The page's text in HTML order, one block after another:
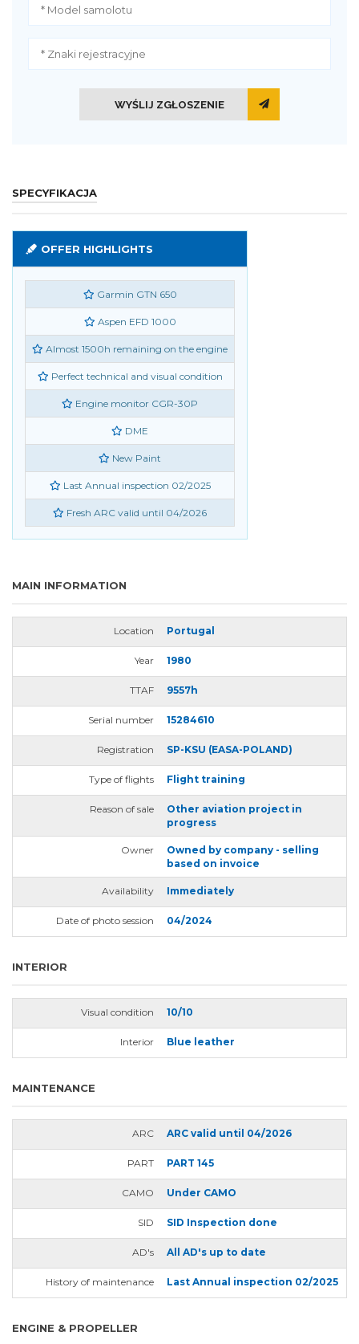
WYŚLIJ ZGŁOSZENIE
SPECYFIKACJA
OFFER HIGHLIGHTS
Garmin GTN 650
Aspen EFD 1000
Almost 1500h remaining on the engine
Perfect technical and visual condition
Engine monitor CGR-30P
DME
New Paint
Last Annual inspection 02/2025
Fresh ARC valid until 04/2026
MAIN INFORMATION
Location Portugal
Year 1980
TTAF 9557h
Serial number 15284610
Registration SP-KSU (EASA-POLAND)
Type of flights Flight training
Reason of sale
Other aviation project in
progress
Owner
Owned by company - selling
based on invoice
Availability Immediately
Date of photo session 04/2024
INTERIOR
Visual condition 10/10
Interior Blue leather
MAINTENANCE
ARC ARC valid until 04/2026
PART PART 145
CAMO Under CAMO
SID SID Inspection done
AD's All AD's up to date
History of maintenance Last Annual inspection 02/2025
ENGINE & PROPELLER